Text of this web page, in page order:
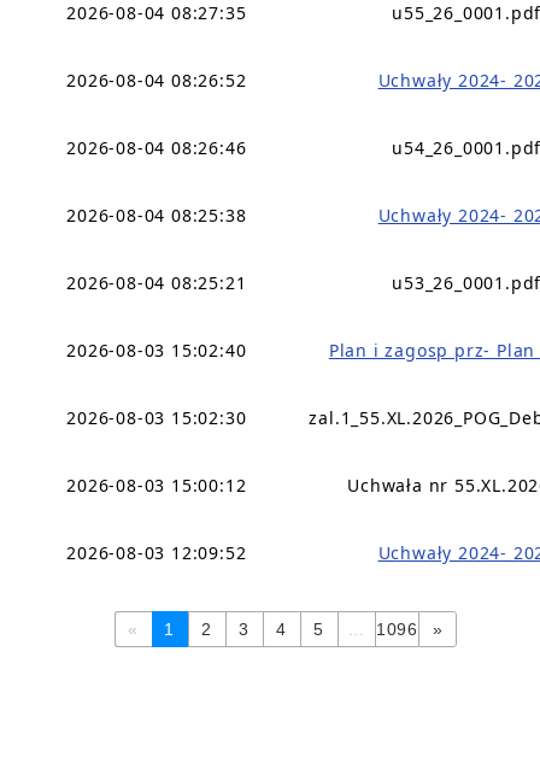
2026-08-04 08:27:35
2026-08-04 08:26:52 Uchwały 2024-
2026-08-04 08:26:46
2026-08-04 08:25:38 Uchwały 2024-
2026-08-04 08:25:21
2026-08-03 15:02:40 Plan i zagosp prz-
2026-08-03 15:02:30
2026-08-03 15:00:12 Uchwała nr
2026-08-03 12:09:52 Uchwały 2024-
« 1 2 3 4 5 1096 »